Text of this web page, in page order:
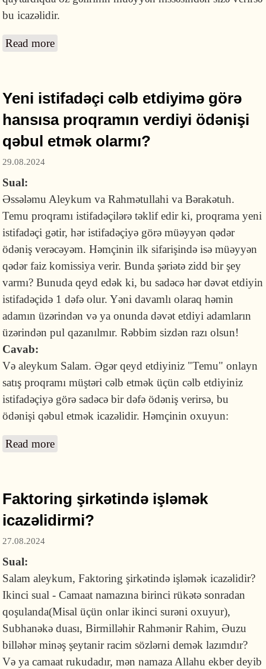
bu icazəlidir.
Read more
Yeni istifadəçi cəlb etdiyimə görə
hansısa proqramın verdiyi ödənişi
qəbul etmək olarmı?
29.08.2024
Sual:
Əssələmu Aleykum va Rahmətullahi va Bərakətuh.
Temu proqramı istifadəçilərə təklif edir ki, proqrama yeni
istifadəçi gətir, hər istifadəçiyə görə müəyyən qədər
ödəniş verəcəyəm. Həmçinin ilk sifarişində isə müəyyən
qədər faiz komissiya verir. Bunda şəriətə zidd bir şey
varmı? Bunuda qeyd edək ki, bu sadəcə hər dəvət etdiyin
istifadəçidə 1 dəfə olur. Yəni davamlı olaraq həmin
adamın üzərindən və ya onunda dəvət etdiyi adamların
üzərindən pul qazanılmır. Rəbbim sizdən razı olsun!
Cavab:
Və aleykum Salam. Əgər qeyd etdiyiniz "Temu" onlayn
satış proqramı müştəri cəlb etmək üçün cəlb etdiyiniz
istifadəçiyə görə sadəcə bir dəfə ödəniş verirsə, bu
ödənişi qəbul etmək icazəlidir. Həmçinin oxuyun:
Read more
Faktoring şirkətində işləmək
icazəlidirmi?
27.08.2024
Sual:
Salam aleykum, Faktoring şirkətində işləmək icazəlidir?
Ikinci sual - Camaat namazına birinci rükətə sonradan
qoşulanda(Misal üçün onlar ikinci surəni oxuyur),
Subhanəkə duası, Birmilləhir Rahmənir Rahim, Əuzu
billəhər minəş şeytanir racim sözlərni demək lazımdır?
Və ya camaat rukudadır, mən namaza Allahu ekber deyib